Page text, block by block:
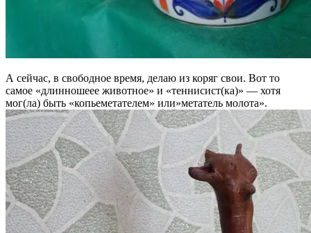
А сейчас, в свободное время, делаю из коряг свои. Вот то
самое «длинношеее животное» и «теннисист(ка)» — хотя
мог(ла) быть «копьеметателем» или»метатель молота».